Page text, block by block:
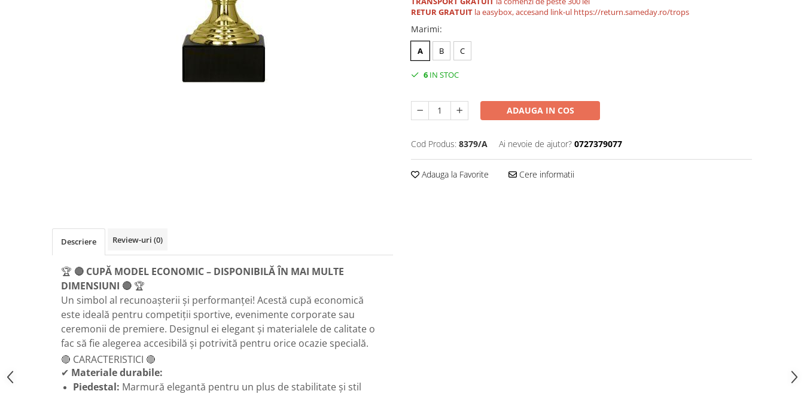
Medalii Tematice
Medalii Non-Tematice
Accesorii Medalii
Snur Medalie
Medalii Personalizate
Personalizari Medalii
Suport medalii
Trofee Acril
RETUR GRATUIT la easybox, accesand link-ul https://return.sameday.ro/trops
Marimi:
A B C
6 IN STOC
ADAUGA IN COS
Cod Produs: 8379/A Ai nevoie de ajutor? 0727379077
Adauga la Favorite Cere informatii
Descriere Review-uri (0)
🏆 🔴 CUPĂ MODEL ECONOMIC – DISPONIBILĂ ÎN MAI MULTE
DIMENSIUNI 🔴 🏆
Un simbol al recunoașterii și performanței! Acestă cupă economică
este ideală pentru competiții sportive, evenimente corporate sau
ceremonii de premiere. Designul ei elegant și materialele de calitate o
fac să fie alegerea accesibilă și potrivită pentru orice ocazie specială.
🔴 CARACTERISTICI 🔴
✔ Materiale durabile:
Piedestal: Marmură elegantă pentru un plus de stabilitate și stil